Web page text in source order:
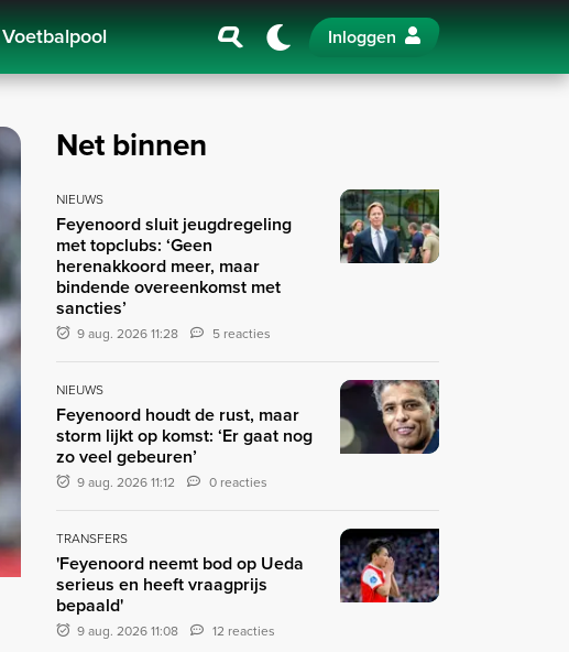
Voetbalpool Inloggen
Net binnen
NIEUWS
Feyenoord sluit jeugdregeling
met topclubs: ‘Geen
herenakkoord meer, maar
bindende overeenkomst met
sancties’
9 aug. 2026 11:28 5 reacties
NIEUWS
Feyenoord houdt de rust, maar
storm lijkt op komst: ‘Er gaat nog
zo veel gebeuren’
9 aug. 2026 11:12 0 reacties
TRANSFERS
'Feyenoord neemt bod op Ueda
serieus en heeft vraagprijs
bepaald'
9 aug. 2026 11:08 12 reacties